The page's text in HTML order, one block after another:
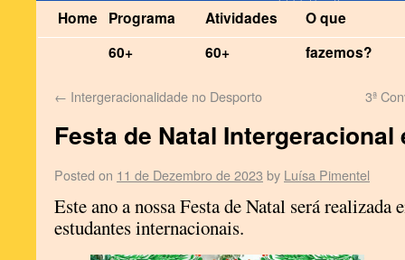
Home Programa
60+
Atividades
60+
O que
fazemos?
← Intergeracionalidade no Desporto 3ª
Festa de Natal
Posted on 11 de Dezembro de 2023 by Luísa Pimentel
Este ano a nossa Festa de Natal será realizada
estudantes internacionais.